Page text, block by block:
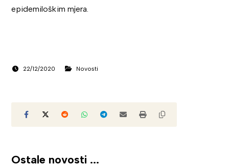
epidemiloškim mjera.
22/12/2020 Novosti
Ostale novosti ...